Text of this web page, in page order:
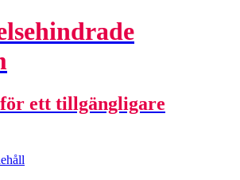
ett tillgängligare